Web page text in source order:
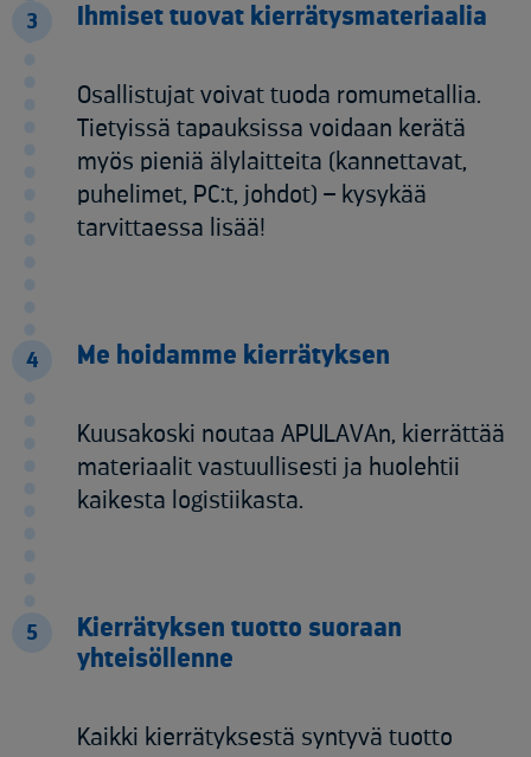
3 Ihmiset tuovat kierrätysmateriaalia
Osallistujat voivat tuoda romumetallia.
Tietyissä tapauksissa voidaan kerätä
myös pieniä älylaitteita (kannettavat,
puhelimet, PC:t, johdot) – kysykää
tarvittaessa lisää!
4 Me hoidamme kierrätyksen
Kuusakoski noutaa APULAVAn, kierrättää
materiaalit vastuullisesti ja huolehtii
kaikesta logistiikasta.
5
Kierrätyksen tuotto suoraan
yhteisöllenne
Kaikki kierrätyksestä syntyvä tuotto